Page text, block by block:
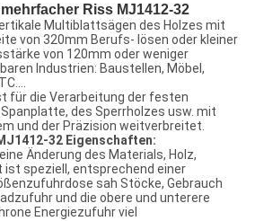
Riss MJ1412-32
Multiblattsägen des Holzes mit
von 320mm Berufs- lösen oder kleiner
von 120mm oder weniger
Industrien: Baustellen, Möbel,
für die Verarbeitung der festen
Spanplatte, des Sperrholzes usw. mit
und der Präzision weitverbreitet.
32 Eigenschaften:
Änderung des Materials, Holz,
ist speziell, entsprechend einer
sah Stöcke, Gebrauch
und die obere und unterere
Energiezufuhr viel